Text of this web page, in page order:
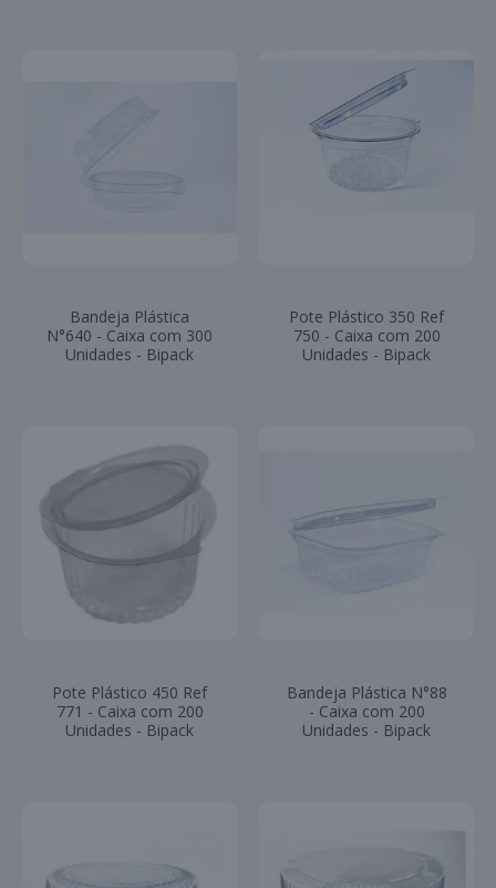
Bandeja Plástica
N°640 - Caixa com 300
Unidades - Bipack
Pote Plástico 350 Ref
750 - Caixa com 200
Unidades - Bipack
Pote Plástico 450 Ref
771 - Caixa com 200
Unidades - Bipack
Bandeja Plástica N°88
- Caixa com 200
Unidades - Bipack